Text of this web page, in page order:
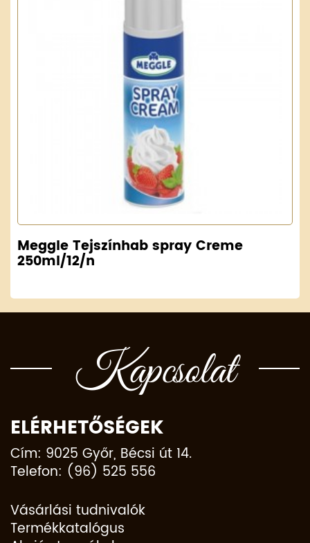
Meggle Tejszínhab spray Creme
250ml/12/n
Kapcsolat
ELÉRHETŐSÉGEK
Cím: 9025 Győr, Bécsi út 14.
Telefon: (96) 525 556
Vásárlási tudnivalók
Termékkatalógus